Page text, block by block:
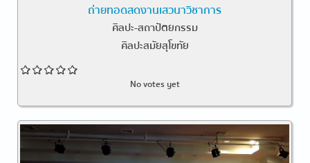
ถ่ายทอดสดงานเสวนาวิชาการ
ศิลปะ-สถาปัตยกรรม
ศิลปะสมัยสุโขทัย
No votes yet